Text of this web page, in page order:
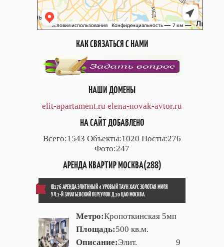
КАК СВЯЗАТЬСЯ С НАМИ
НАШИ ДОМЕНЫ
elit-apartament.ru elena-novak-avtor.ru
НА САЙТ ДОБАВЛЕНО
Всего:1543 Объекты:1020 Посты:276
Фото:247
АРЕНДА КВАРТИР МОСКВА(288)
ID176 АРЕНДА ЭЛИТННЫЙ 4 УРОВЫЙ ТАУН ХАУС ЗОЛОТАЯ МИЛЯ
УЛ.1-Й ЗАЧАТЬЕВСКИЙ ПЕРЕУЛОК Д.10 ЦАО МОСКВА
Метро:Кропоткинская 5мп
Площадь:500 кв.м.
Описание:Элит. 9